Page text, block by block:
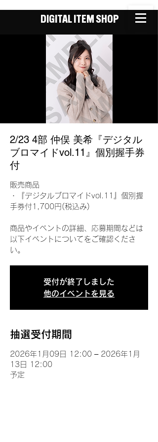
DIGITAL ITEM SHOP
2/23 4部 仲俣 美希『デジタル
ブロマイドvol.11』個別握手券
付
販売商品
・『デジタルブロマイドvol.11』個別握
手券付1,700円(税込み)
商品やイベントの詳細、応募期間などは
以下イベントについてをご確認くださ
い。
受付が終了しました
他のイベントを見る
抽選受付期間
2026年1月09日 12:00 – 2026年1月
13日 12:00
予定